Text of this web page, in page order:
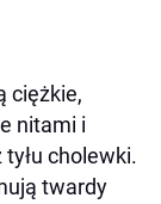
ciężkie,
nitami i
cholewki.
twardy